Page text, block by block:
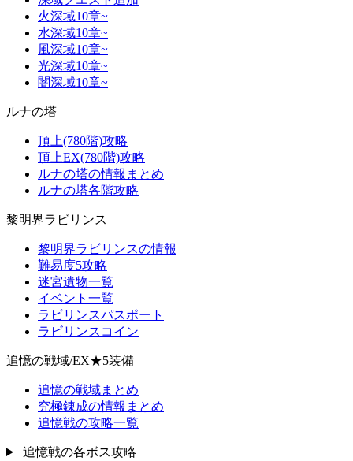
火深域10章~
水深域10章~
風深域10章~
光深域10章~
闇深域10章~
ルナの塔
頂上(780階)攻略
頂上EX(780階)攻略
ルナの塔の情報まとめ
ルナの塔各階攻略
黎明界ラビリンス
黎明界ラビリンスの情報
難易度5攻略
迷宮遺物一覧
イベント一覧
ラビリンスパスポート
ラビリンスコイン
追憶の戦域/EX★5装備
追憶の戦域まとめ
究極錬成の情報まとめ
追憶戦の攻略一覧
追憶戦の各ボス攻略